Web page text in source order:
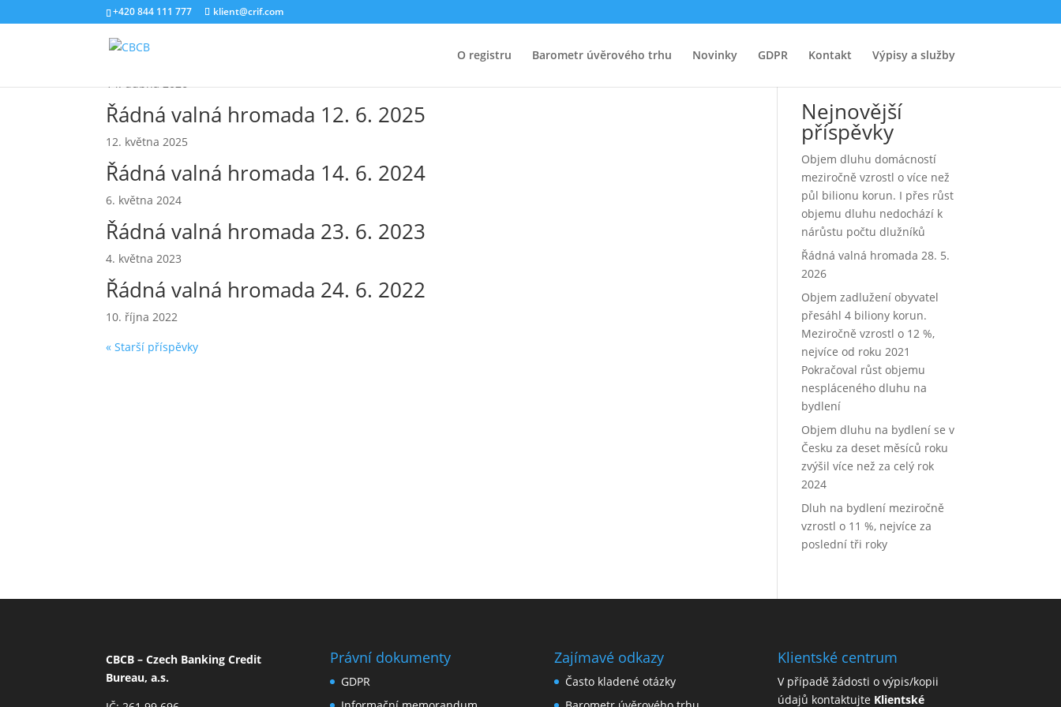
+420 844 111 777 klient@crif.com
O registru Barometr úvěrového trhu Novinky GDPR Kontakt Výpisy a služby
Řádná valná hromada 28. 5. 2026
14. dubna 2026
Řádná valná hromada 12. 6. 2025
12. května 2025
Řádná valná hromada 14. 6. 2024
6. května 2024
Řádná valná hromada 23. 6. 2023
4. května 2023
Řádná valná hromada 24. 6. 2022
10. října 2022
« Starší příspěvky
Hledat
Nejnovější
příspěvky
Objem dluhu domácností
meziročně vzrostl o více než
půl bilionu korun. I přes růst
objemu dluhu nedochází k
nárůstu počtu dlužníků
Řádná valná hromada 28. 5.
2026
Objem zadlužení obyvatel
přesáhl 4 biliony korun.
Meziročně vzrostl o 12 %,
nejvíce od roku 2021
Pokračoval růst objemu
nespláceného dluhu na
bydlení
Objem dluhu na bydlení se v
Česku za deset měsíců roku
zvýšil více než za celý rok
2024
Dluh na bydlení meziročně
vzrostl o 11 %, nejvíce za
poslední tři roky
CBCB – Czech Banking Credit
Bureau, a.s.
Právní dokumenty
GDPR
Zajímavé odkazy
Často kladené otázky
Klientské centrum
V případě žádosti o výpis/kopii
údajů kontaktujte Klientské